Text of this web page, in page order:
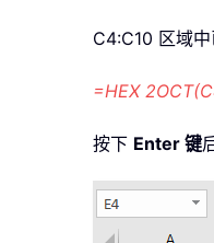
C4:C10 区域
=HEX
按下 Enter 键